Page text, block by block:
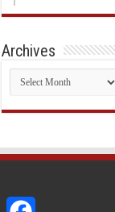
Archives
Archives